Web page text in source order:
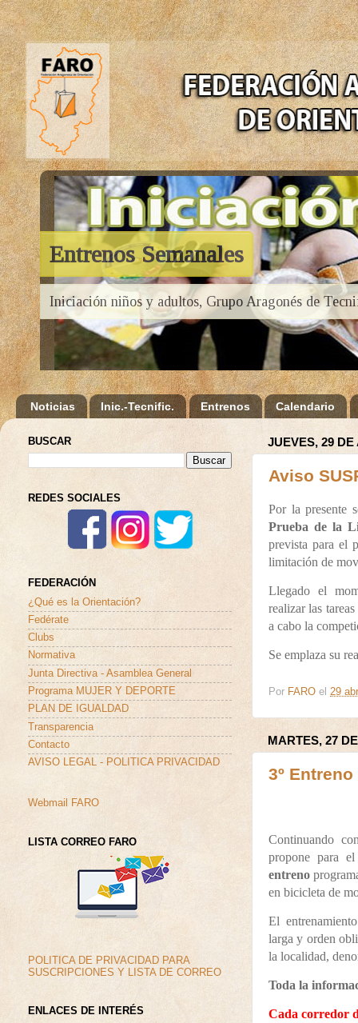
Entrenos Semanales
Iniciación niños y adultos, Grupo Aragonés de
Noticias Inic.-Tecnific. Entrenos Calendario
JUEVES, 29
Aviso
Por la presente
Prueba de la
prevista para el
limitación de
Llegado el
realizar las
a cabo la
Se emplaza su
Por FARO el 29
MARTES, 27
3º
Continuando
propone para
entreno
en bicicleta de
El
larga y orden
la localidad,
Toda la
Cada corredor
BUSCAR
REDES SOCIALES
FEDERACIÓN
¿Qué es la Orientación?
Fedérate
Clubs
Normativa
Junta Directiva - Asamblea General
Programa MUJER Y DEPORTE
PLAN DE IGUALDAD
Transparencia
Contacto
AVISO LEGAL - POLITICA PRIVACIDAD
Webmail FARO
LISTA CORREO FARO
POLITICA DE PRIVACIDAD PARA
SUSCRIPCIONES Y LISTA DE CORREO
ENLACES DE INTERÉS